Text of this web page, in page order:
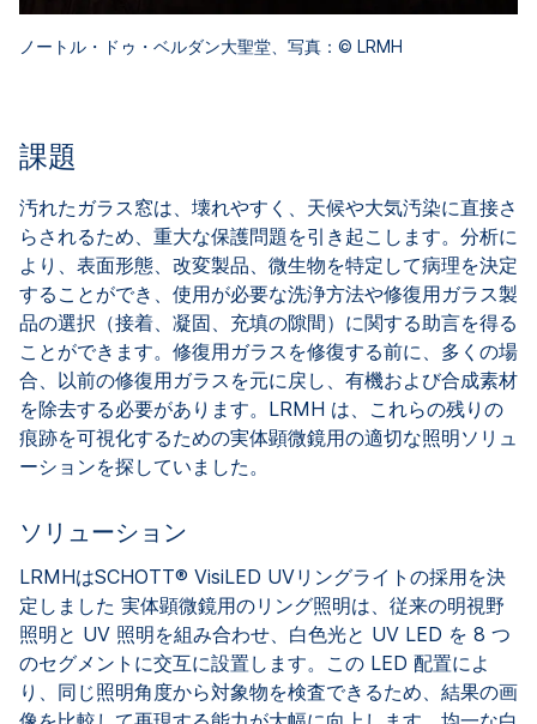
ノートル・ドゥ・ベルダン大聖堂、写真：© LRMH
課題
汚れたガラス窓は、壊れやすく、天候や大気汚染に直接さ
らされるため、重大な保護問題を引き起こします。分析に
より、表面形態、改変製品、微生物を特定して病理を決定
することができ、使用が必要な洗浄方法や修復用ガラス製
品の選択（接着、凝固、充填の隙間）に関する助言を得る
ことができます。修復用ガラスを修復する前に、多くの場
合、以前の修復用ガラスを元に戻し、有機および合成素材
を除去する必要があります。LRMH は、これらの残りの
痕跡を可視化するための実体顕微鏡用の適切な照明ソリュ
ーションを探していました。
ソリューション
LRMHはSCHOTT® VisiLED UVリングライトの採用を決
定しました 実体顕微鏡用のリング照明は、従来の明視野
照明と UV 照明を組み合わせ、白色光と UV LED を 8 つ
のセグメントに交互に設置します。この LED 配置によ
り、同じ照明角度から対象物を検査できるため、結果の画